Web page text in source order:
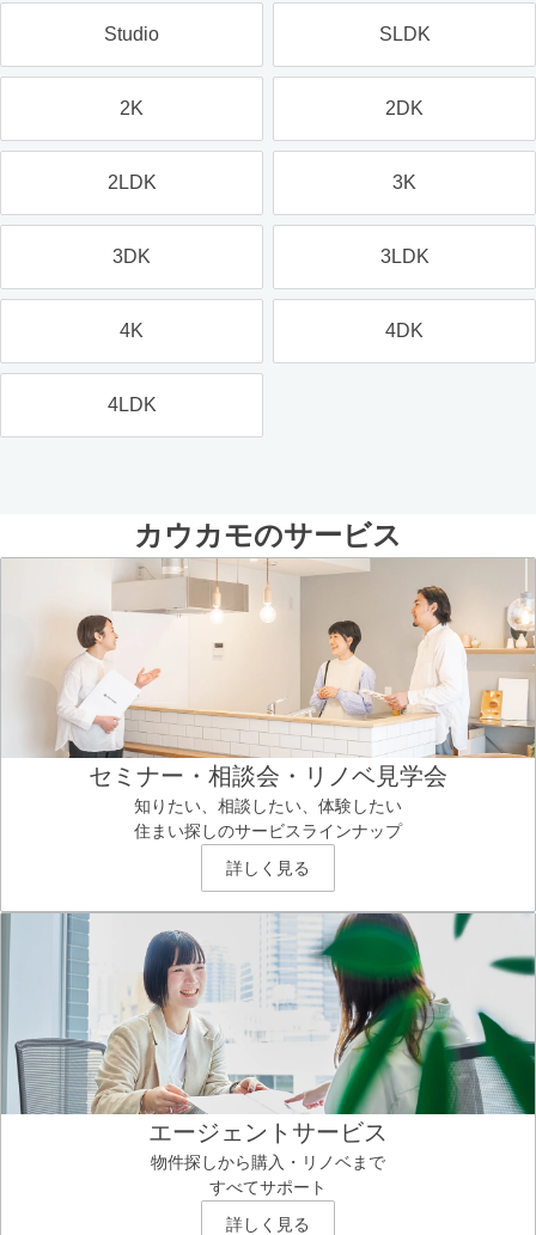
Studio SLDK
2K 2DK
2LDK 3K
3DK 3LDK
4K 4DK
4LDK
カウカモのサービス
セミナー・相談会・リノベ見学会
知りたい、相談したい、体験したい
住まい探しのサービスラインナップ
詳しく見る
エージェントサービス
物件探しから購入・リノベまで
すべてサポート
詳しく見る